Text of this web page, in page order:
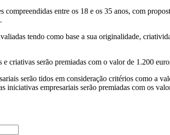
entre os 18 e os 35 anos, com
tendo como base a sua originalidade,
e criativas serão premiadas com o valor de 1.200
serão tidos em consideração critérios como a
iniciativas empresariais serão premiadas com os